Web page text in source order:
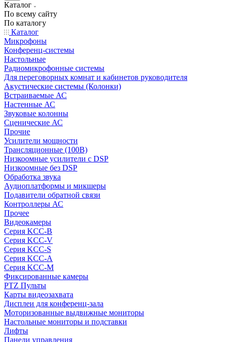
Каталог
По всему сайту
По каталогу
Каталог
Микрофоны
Конференц-системы
Настольные
Радиомикрофонные системы
Для переговорных комнат и кабинетов руководителя
Акустические системы (Колонки)
Встраиваемые АС
Настенные АС
Звуковые колонны
Сценические АС
Прочие
Усилители мощности
Трансляционные (100В)
Низкоомные усилители с DSP
Низкоомные без DSP
Обработка звука
Аудиоплатформы и микшеры
Подавители обратной связи
Контроллеры АС
Прочее
Видеокамеры
Серия KCC-B
Серия KCC-V
Серия KCC-S
Серия KCC-A
Серия KCC-M
Фиксированные камеры
PTZ Пульты
Карты видеозахвата
Дисплеи для конференц-зала
Моторизованные выдвижные мониторы
Настольные мониторы и подставки
Лифты
Панели управления